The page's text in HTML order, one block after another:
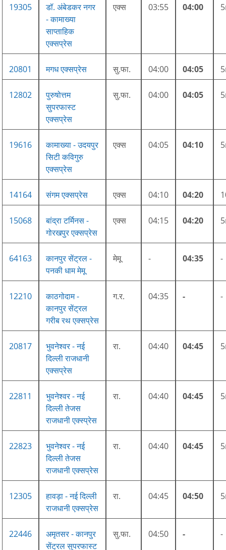
19305
डॉ. अंबेडकर नगर
- कामाख्या
साप्ताहिक
एक्सप्रेस
एक्स 03:55 04:00
20801 मगध एक्सप्रेस सु.फा. 04:00 04:05
12802
पुरुषोत्तम
सुपरफास्ट
एक्सप्रेस
सु.फा. 04:00 04:05
19616
कामाख्या - उदयपुर
सिटी कविगुरु
एक्सप्रेस
एक्स 04:05 04:10
14164 संगम एक्सप्रेस एक्स 04:10 04:20
15068
बांद्रा टर्मिनस -
गोरखपुर एक्सप्रेस
एक्स 04:15 04:20
64163
कानपुर सेंट्रल -
पनकी धाम मेमू
मेमू - 04:35 -
12210
काठगोदाम -
कानपुर सेंट्रल
गरीब रथ एक्सप्रेस
ग.र. 04:35 - -
20817
भुवनेश्वर - नई
दिल्ली राजधानी
एक्सप्रेस
रा. 04:40 04:45
22811
भुवनेश्वर - नई
दिल्ली तेजस
राजधानी एक्स्प्रेस
रा. 04:40 04:45
22823
भुवनेश्वर - नई
दिल्ली तेजस
राजधानी एक्सप्रेस
रा. 04:40 04:45
12305
हावड़ा - नई दिल्ली
राजधानी एक्सप्रेस
रा. 04:45 04:50
22446
अमृतसर - कानपुर
सेंट्रल सुपरफास्ट
सु.फा. 04:50 - -